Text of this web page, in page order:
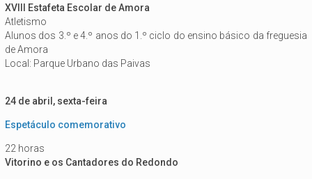
XVIII Estafeta Escolar de Amora
Atletismo
Alunos dos 3.º e 4.º anos do 1.º ciclo do ensino básico da freguesia
de Amora
Local: Parque Urbano das Paivas
24 de abril, sexta-feira
Espetáculo comemorativo
22 horas
Vitorino e os Cantadores do Redondo